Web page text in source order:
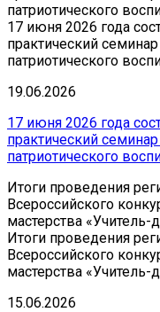
патриотического
17 июня 2026 года
практический
патриотического
19.06.2026
17 июня 2026 года
практический
патриотического
Итоги проведения
Всероссийского
мастерства
Итоги проведения
Всероссийского
мастерства
15.06.2026